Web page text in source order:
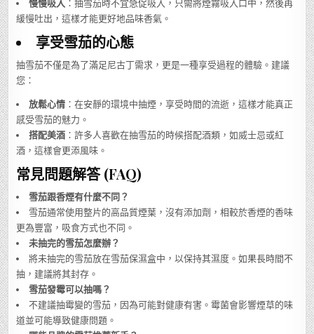
慢慢吸入 ：抽雪茄時不宜急促吸入，只需將煙霧吸入口中，然後再
緩慢吐出，這樣才能更好地品味香氣。
享受雪茄的心態
抽雪茄不僅是為了滿足尼古丁需求，更是一種享受過程的體驗。建議
您：
放鬆心情 ：在安靜的環境中抽煙，享受時間的流逝，這樣才能真正
感受雪茄的魅力。
搭配美酒 ：許多人喜歡在抽雪茄的時候搭配酒類，如威士忌或紅
酒，這樣會更添風味。
常見問題解答 (FAQ)
雪茄跟香煙有什麼不同？
雪茄通常使用整片的高品質煙葉，沒有添加劑，相較於香煙的香味
更為豐富，吸食方式也不同。
未抽完的雪茄怎麼辦？
將未抽完的雪茄放在雪茄保濕盒中，以保持其濕度。如果長時間不
抽，建議將其封存。
雪茄發霉可以抽嗎？
不建議抽霉變的雪茄，因為可能對健康有害。霉菌會影響煙草的味
道並可能導致健康問題。